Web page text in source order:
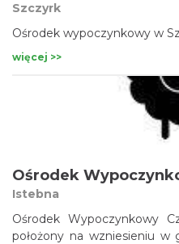
Szczyrk
Ośrodek wypoczynkowy w
więcej >>
Ośrodek
Istebna
Ośrodek Wypoczynkowy
położony na wzniesieniu w